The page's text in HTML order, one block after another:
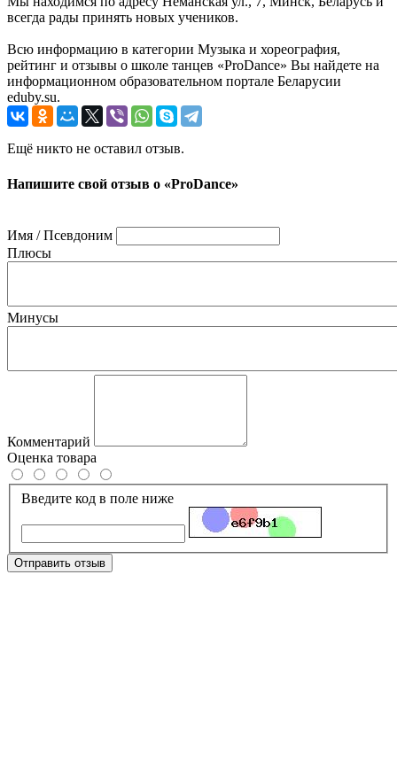
всегда рады принять новых учеников.
Всю информацию в категории Музыка и хореография,
рейтинг и отзывы о школе танцев «ProDance» Вы найдете на
информационном образовательном портале Беларусии
eduby.su.
Ещё никто не оставил отзыв.
Напишите свой отзыв о «ProDance»
Имя / Псевдоним
Плюсы
Минусы
Комментарий
Оценка товара
Введите код в поле ниже
Отправить отзыв